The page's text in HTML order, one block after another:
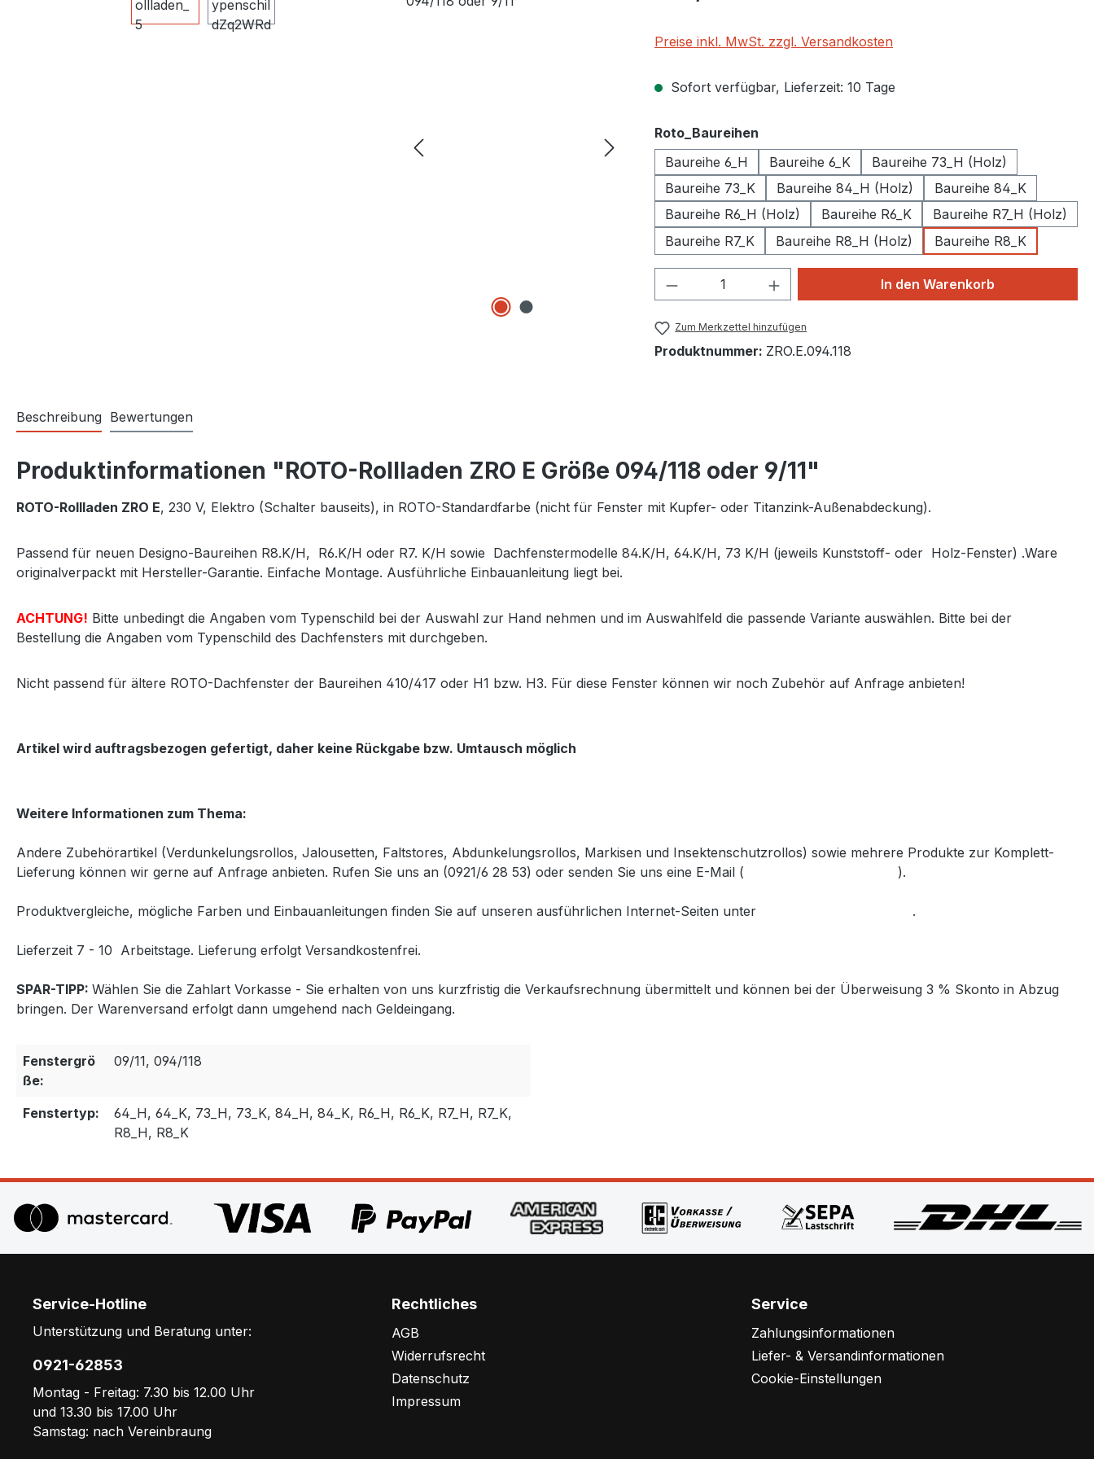
Preise inkl. MwSt. zzgl. Versandkosten
Sofort verfügbar, Lieferzeit: 10 Tage
Roto_Baureihen
Baureihe 6_H
Baureihe 6_K
Baureihe 73_H (Holz)
Baureihe 73_K
Baureihe 84_H (Holz)
Baureihe 84_K
Baureihe R6_H (Holz)
Baureihe R6_K
Baureihe R7_H (Holz)
Baureihe R7_K
Baureihe R8_H (Holz) Baureihe R8_K
Produkt Anzahl: Gib den gewünschten Wert
In den Warenkorb
Zum Merkzettel hinzufügen
Produktnummer: ZRO.E.094.118
Beschreibung Bewertungen
Produktinformationen "ROTO-Rollladen ZRO E Größe 094/118 oder 9/11"
ROTO-Rollladen ZRO E, 230 V, Elektro (Schalter bauseits), in ROTO-Standardfarbe (nicht für Fenster mit Kupfer- oder Titanzink-Außenabdeckung).
Passend für neuen Designo-Baureihen R8.K/H, R6.K/H oder R7. K/H sowie Dachfenstermodelle 84.K/H, 64.K/H, 73 K/H (jeweils Kunststoff- oder Holz-Fenster) .Ware
originalverpackt mit Hersteller-Garantie. Einfache Montage. Ausführliche Einbauanleitung liegt bei.
ACHTUNG! Bitte unbedingt die Angaben vom Typenschild bei der Auswahl zur Hand nehmen und im Auswahlfeld die passende Variante auswählen. Bitte bei der
Bestellung die Angaben vom Typenschild des Dachfensters mit durchgeben.
Nicht passend für ältere ROTO-Dachfenster der Baureihen 410/417 oder H1 bzw. H3. Für diese Fenster können wir noch Zubehör auf Anfrage anbieten!
Artikel wird auftragsbezogen gefertigt, daher keine Rückgabe bzw. Umtausch möglich
Weitere Informationen zum Thema:
Andere Zubehörartikel (Verdunkelungsrollos, Jalousetten, Faltstores, Abdunkelungsrollos, Markisen und Insektenschutzrollos) sowie mehrere Produkte zur Komplett-
Lieferung können wir gerne auf Anfrage anbieten. Rufen Sie uns an (0921/6 28 53) oder senden Sie uns eine E-Mail (
).
Produktvergleiche, mögliche Farben und Einbauanleitungen finden Sie auf unseren ausführlichen Internet-Seiten unter .
Lieferzeit 7 - 10 Arbeitstage. Lieferung erfolgt Versandkostenfrei.
SPAR-TIPP: Wählen Sie die Zahlart Vorkasse - Sie erhalten von uns kurzfristig die Verkaufsrechnung übermittelt und können bei der Überweisung 3 % Skonto in Abzug
bringen. Der Warenversand erfolgt dann umgehend nach Geldeingang.
Fenstergrö
ße:
09/11, 094/118
Fenstertyp:
64_H, 64_K, 73_H, 73_K, 84_H, 84_K, R6_H, R6_K, R7_H, R7_K,
R8_H, R8_K
Service-Hotline
Unterstützung und Beratung unter:
0921-62853
Montag - Freitag: 7.30 bis 12.00 Uhr
und 13.30 bis 17.00 Uhr
Samstag: nach Vereinbraung
Rechtliches
AGB
Widerrufsrecht
Datenschutz
Impressum
Service
Zahlungsinformationen
Liefer- & Versandinformationen
Cookie-Einstellungen